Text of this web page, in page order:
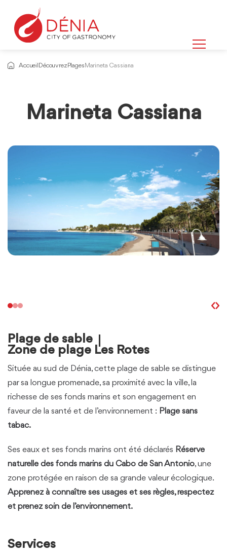
Accueil Découvrez Plages Marineta Cassiana
Marineta Cassiana
Plage de sable
Zone de plage Les Rotes
Située au sud de Dénia, cette plage de sable se distingue
par sa longue promenade, sa proximité avec la ville, la
richesse de ses fonds marins et son engagement en
faveur de la santé et de l’environnement : Plage sans
tabac.
Ses eaux et ses fonds marins ont été déclarés Réserve
naturelle des fonds marins du Cabo de San Antonio, une
zone protégée en raison de sa grande valeur écologique.
Apprenez à connaître ses usages et ses règles, respectez
et prenez soin de l’environnement.
Services